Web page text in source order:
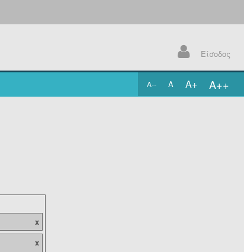
Είσοδος
A-- A A+ A++
x
x